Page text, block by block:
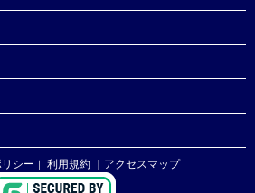
シー ｜ 利用規約 ｜アクセスマップ